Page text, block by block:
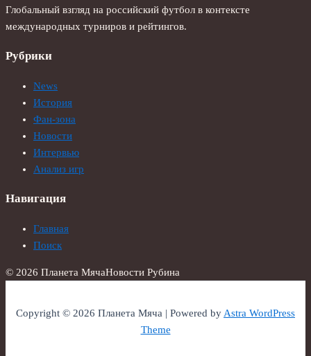
Глобальный взгляд на российский футбол в контексте
международных турниров и рейтингов.
Рубрики
News
История
Фан-зона
Новости
Интервью
Анализ игр
Навигация
Главная
Поиск
© 2026 Планета МячаНовости Рубина
Copyright © 2026 Планета Мяча | Powered byAstra WordPress
Theme